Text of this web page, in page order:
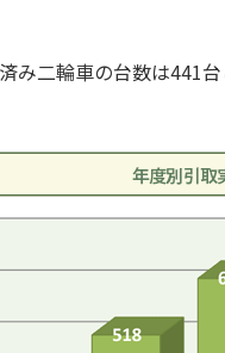
二輪車の台数は441台